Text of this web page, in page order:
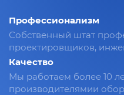
Профессионализм
Собственный штат
проектировщиков,
Качество
Мы работаем более 10
производителямии